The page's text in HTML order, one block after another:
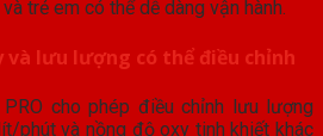
trẻ em có thể dễ dàng vận hành.
và lưu lượng có thể điều chỉnh
cho phép điều chỉnh lưu lượng
phút và nồng độ oxy tinh khiết khác